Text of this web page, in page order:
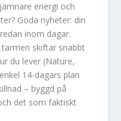
energi och
Goda nyheter: din
inom dagar.
skiftar snabbt
du lever (Nature,
14-dagars plan
– byggd på
det som faktiskt